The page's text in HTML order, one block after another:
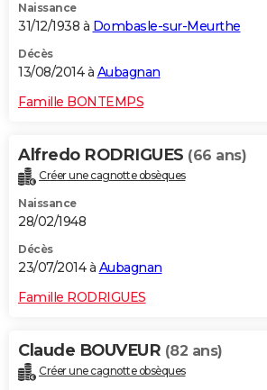
Naissance
31/12/1938 à Dombasle-sur-Meurthe
Décès
13/08/2014 à Aubagnan
Famille BONTEMPS
Alfredo RODRIGUES (66 ans)
Créer une cagnotte obsèques
Naissance
28/02/1948
Décès
23/07/2014 à Aubagnan
Famille RODRIGUES
Claude BOUVEUR (82 ans)
Créer une cagnotte obsèques